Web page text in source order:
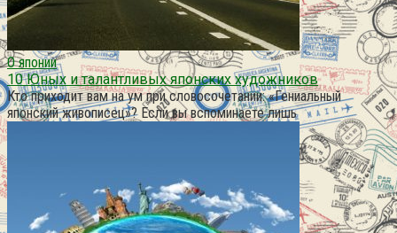
О японии
10 Юных и талантливых японских художников
Кто приходит вам на ум при словосочетании: «Гениальный
японский живописец»? Если вы вспоминаете лишь